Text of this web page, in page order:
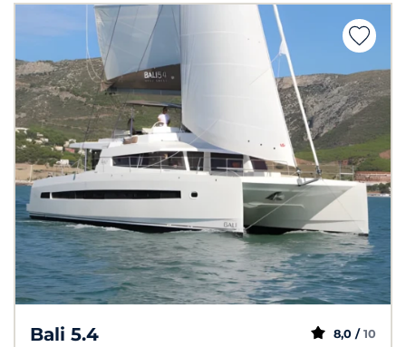
Bali 5.4 8,0 / 10